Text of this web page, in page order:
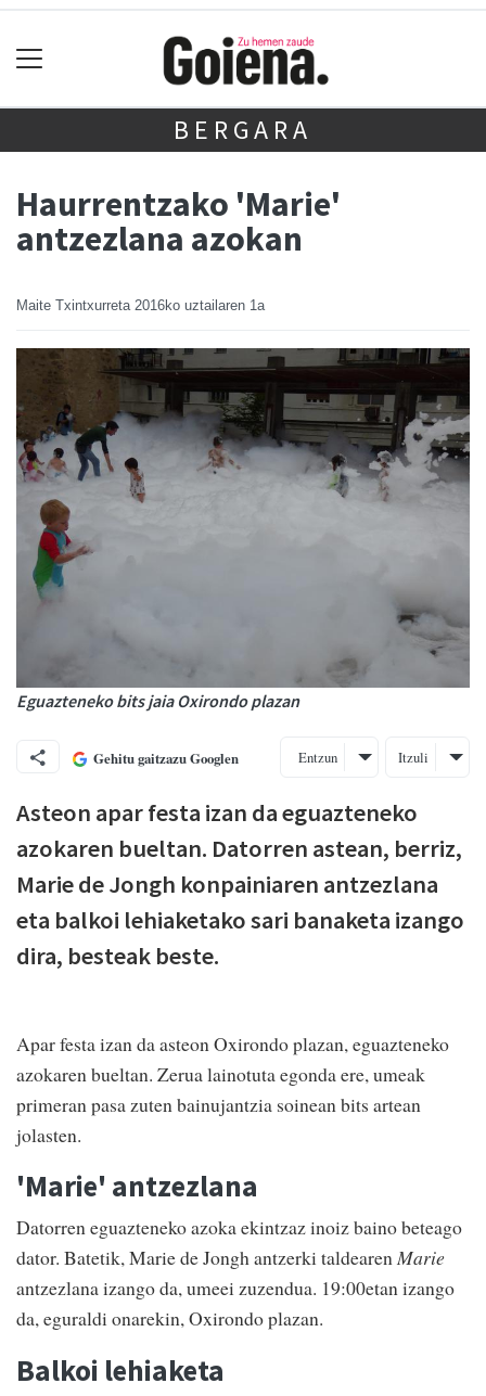
BERGARA
Haurrentzako 'Marie'
antzezlana azokan
Maite Txintxurreta 2016ko uztailaren 1a
Eguazteneko bits jaia Oxirondo plazan
Gehitu gaitzazu Googlen Entzun Itzuli
Asteon apar festa izan da eguazteneko
azokaren bueltan. Datorren astean, berriz,
Marie de Jongh konpainiaren antzezlana
eta balkoi lehiaketako sari banaketa izango
dira, besteak beste.
Apar festa izan da asteon Oxirondo plazan, eguazteneko
azokaren bueltan. Zerua lainotuta egonda ere, umeak
primeran pasa zuten bainujantzia soinean bits artean
jolasten.
'Marie' antzezlana
Datorren eguazteneko azoka ekintzaz inoiz baino beteago
dator. Batetik, Marie de Jongh antzerki taldearenMarie
antzezlana izango da, umeei zuzendua. 19:00etan izango
da, eguraldi onarekin, Oxirondo plazan.
Balkoi lehiaketa